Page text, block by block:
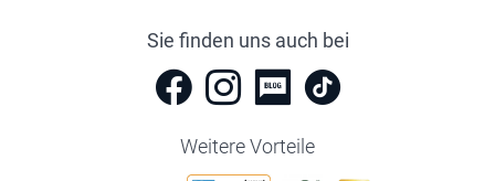
Sie finden uns auch bei
Weitere Vorteile